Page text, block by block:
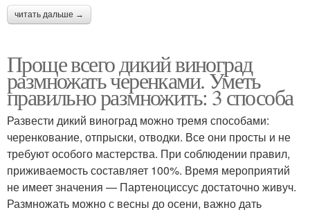
читать дальше →
Проще всего дикий виноград
размножать черенками. Уметь
правильно размножить: 3 способа
Развести дикий виноград можно тремя способами:
черенкование, отпрыски, отводки. Все они просты и не
требуют особого мастерства. При соблюдении правил,
приживаемость составляет 100%. Время мероприятий
не имеет значения — Партеноциссус достаточно живуч.
Размножать можно с весны до осени, важно дать